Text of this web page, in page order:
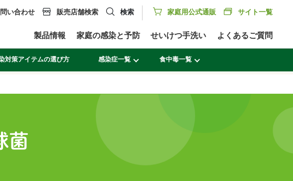
製品情報 家庭の感染と予防 せいけつ手洗い よくあるご質問
い合わせ 販売店舗検索 検索 家庭用公式通販 サイト一覧
対策アイテムの選び方 感染症一覧 食中毒一覧
菌